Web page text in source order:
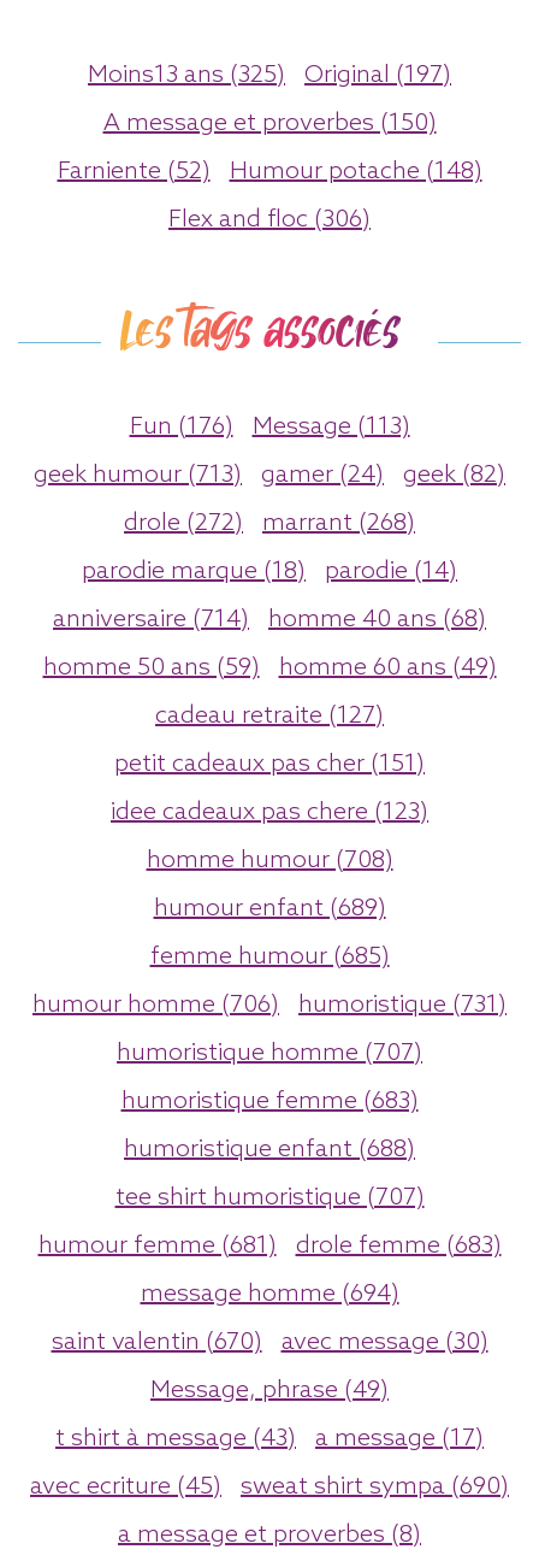
Moins13 ans (325)
Original (197)
A message et proverbes (150)
Farniente (52)
Humour potache (148)
Flex and floc (306)
Les tags associés
Fun (176)
Message (113)
geek humour (713)
gamer (24)
geek (82)
drole (272)
marrant (268)
parodie marque (18)
parodie (14)
anniversaire (714)
homme 40 ans (68)
homme 50 ans (59)
homme 60 ans (49)
cadeau retraite (127)
petit cadeaux pas cher (151)
idee cadeaux pas chere (123)
homme humour (708)
humour enfant (689)
femme humour (685)
humour homme (706)
humoristique (731)
humoristique homme (707)
humoristique femme (683)
humoristique enfant (688)
tee shirt humoristique (707)
humour femme (681)
drole femme (683)
message homme (694)
saint valentin (670)
avec message (30)
Message, phrase (49)
t shirt à message (43)
a message (17)
avec ecriture (45)
sweat shirt sympa (690)
a message et proverbes (8)